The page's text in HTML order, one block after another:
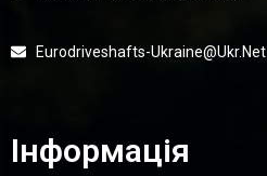
Eurodriveshafts-Ukraine@ukr.net
Інформація